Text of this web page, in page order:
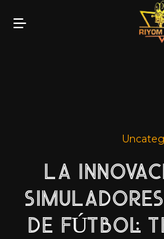
LA
DE FÚTBOL: